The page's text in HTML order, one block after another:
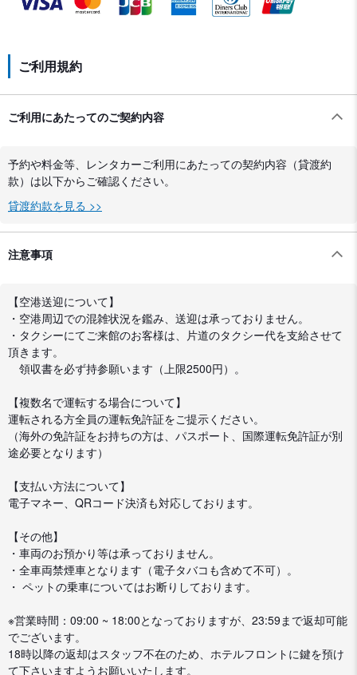
ご利用規約
ご利用にあたってのご契約内容
予約や料金等、レンタカーご利用にあたっての契約内容（貸渡約
款）は以下からご確認ください。
貸渡約款を見る >>
注意事項
【空港送迎について】
・空港周辺での混雑状況を鑑み、送迎は承っておりません。
・タクシーにてご来館のお客様は、片道のタクシー代を支給させて
頂きます。
領収書を必ず持参願います（上限2500円）。
【複数名で運転する場合について】
運転される方全員の運転免許証をご提示ください。
（海外の免許証をお持ちの方は、パスポート、国際運転免許証が別
途必要となります）
【支払い方法について】
電子マネー、QRコード決済も対応しております。
【その他】
・車両のお預かり等は承っておりません。
・全車両禁煙車となります（電子タバコも含めて不可）。
・ ペットの乗車についてはお断りしております。
※営業時間：09:00 ~ 18:00となっておりますが、23:59まで返却可能
でございます。
18時以降の返却はスタッフ不在のため、ホテルフロントに鍵を預け
て下さいますようお願いいたします。